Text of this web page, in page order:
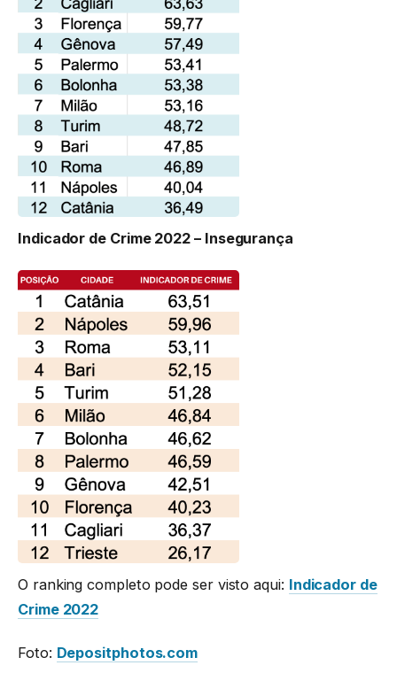
Indicador de Crime 2022 – Insegurança
O ranking completo pode ser visto aqui: Indicador de
Crime 2022
Foto: Depositphotos.com